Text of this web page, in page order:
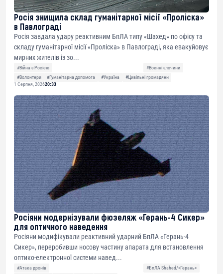
Росія знищила склад гуманітарної місії «Проліска»
в Павлограді
Росія завдала удару реактивним БпЛА типу «Шахед» по офісу та
складу гуманітарної місії «Проліска» в Павлограді, яка евакуйовує
мирних жителів із зо...
#Війна з Росією
#Воєнні злочини
#Волонтери
#Гуманітарна допомога #Україна
#Цивільні громадяни
1 Серпня, 202620:33
Росіяни модернізували фюзеляж «Герань-4 Сикер»
для оптичного наведення
Росіяни модифікували реактивний ударний БпЛА «Герань-4
Сикер», переробивши носову частину апарата для встановлення
оптико-електронної системи навед...
#Атака дронів
#БпЛА Shahed/«Герань»